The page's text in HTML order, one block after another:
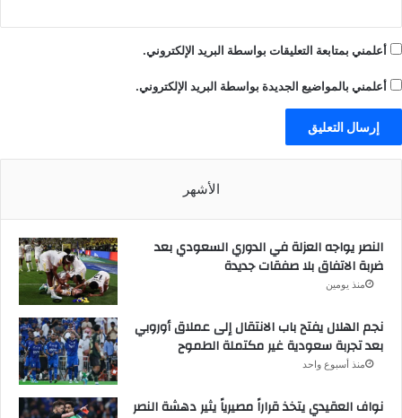
أعلمني بمتابعة التعليقات بواسطة البريد الإلكتروني.
أعلمني بالمواضيع الجديدة بواسطة البريد الإلكتروني.
الأشهر
النصر يواجه العزلة في الدوري السعودي بعد
ضربة الاتفاق بلا صفقات جديدة
منذ يومين
نجم الهلال يفتح باب الانتقال إلى عملاق أوروبي
بعد تجربة سعودية غير مكتملة الطموح
منذ أسبوع واحد
نواف العقيدي يتخذ قراراً مصيرياً يثير دهشة النصر